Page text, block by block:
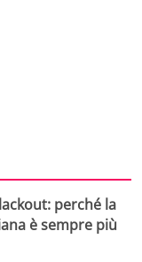
perché la
è sempre più